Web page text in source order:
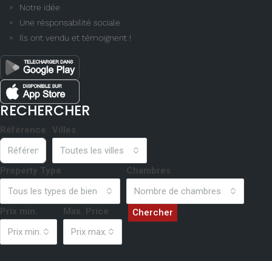
Notre idée
Une résponsabilité sociale
Ils ont vendu et témoignent !
RECHERCHER
Référence
Villes
Toutes les villes
Property Type
Tous les types de bien
Chambres
Nombre de chambres
Prix min.
Prix min.
Max. Price
Prix max.
Chercher